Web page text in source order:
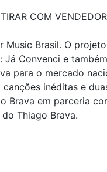
COM
Music Brasil. O
Convenci e
para o mercado
inéditas e
em parceria
Thiago Brava.